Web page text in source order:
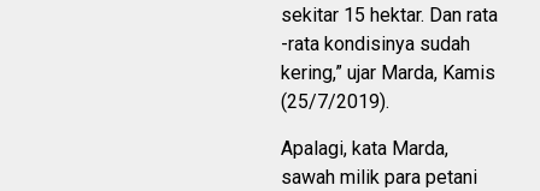
sekitar 15 hektar. Dan rata
-rata kondisinya sudah
kering,” ujar Marda, Kamis
(25/7/2019).
Apalagi, kata Marda,
sawah milik para petani